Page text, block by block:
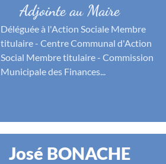
Adjointe au Maire
Déléguée à l'Action Sociale Membre
titulaire - Centre Communal d'Action
Social Membre titulaire - Commission
Municipale des Finances...
José BONACHE